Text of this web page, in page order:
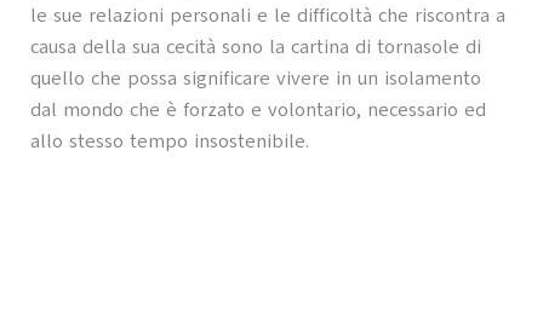
le sue relazioni personali e le difficoltà che riscontra a
causa della sua cecità sono la cartina di tornasole di
quello che possa significare vivere in un isolamento
dal mondo che è forzato e volontario, necessario ed
allo stesso tempo insostenibile.